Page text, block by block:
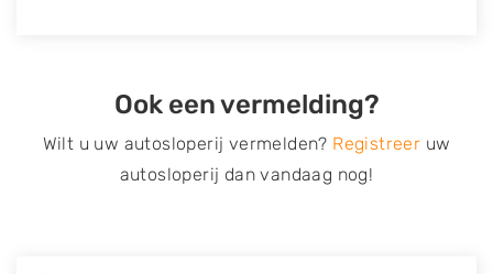
Ook een vermelding?
Wilt u uw autosloperij vermelden? Registreer uw
autosloperij dan vandaag nog!